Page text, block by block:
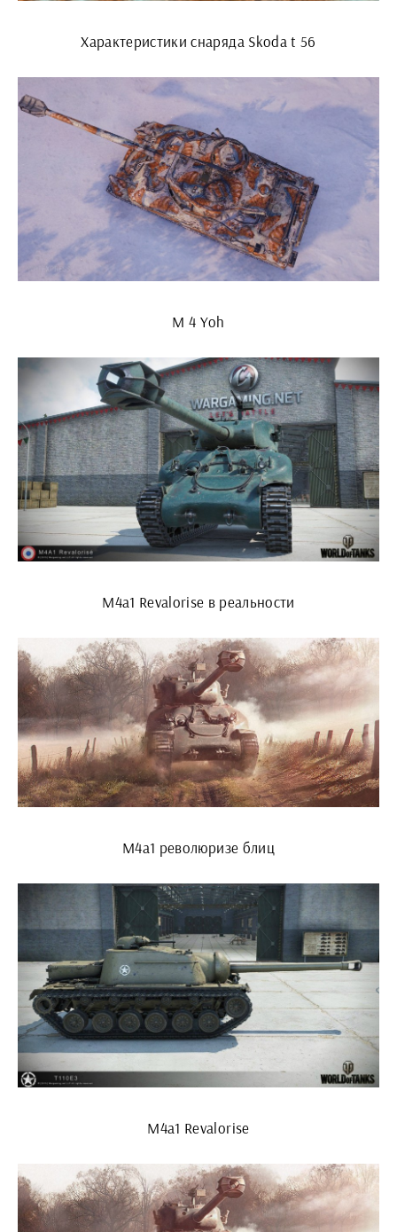
Характеристики снаряда Skoda t 56
M 4 Yoh
М4а1 Revalorise в реальности
М4а1 революризе блиц
M4a1 Revalorise